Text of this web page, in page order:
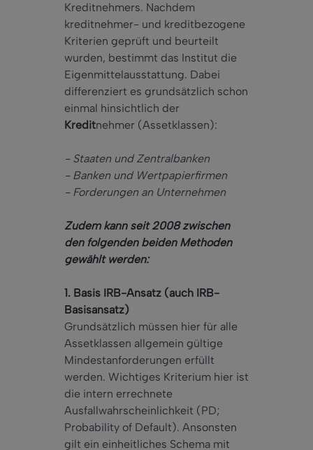
Kreditnehmers. Nachdem
kreditnehmer- und kreditbezogene
Kriterien geprüft und beurteilt
wurden, bestimmt das Institut die
Eigenmittelausstattung. Dabei
differenziert es grundsätzlich schon
einmal hinsichtlich der
Kreditnehmer (Assetklassen):
- Staaten und Zentralbanken
- Banken und Wertpapierfirmen
- Forderungen an Unternehmen
Zudem kann seit 2008 zwischen
den folgenden beiden Methoden
gewählt werden:
1. Basis IRB-Ansatz (auch IRB-
Basisansatz)
Grundsätzlich müssen hier für alle
Assetklassen allgemein gültige
Mindestanforderungen erfüllt
werden. Wichtiges Kriterium hier ist
die intern errechnete
Ausfallwahrscheinlichkeit (PD;
Probability of Default). Ansonsten
gilt ein einheitliches Schema mit